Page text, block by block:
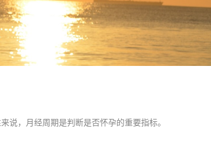
说，月经周期是判断是否怀孕的重要指标。